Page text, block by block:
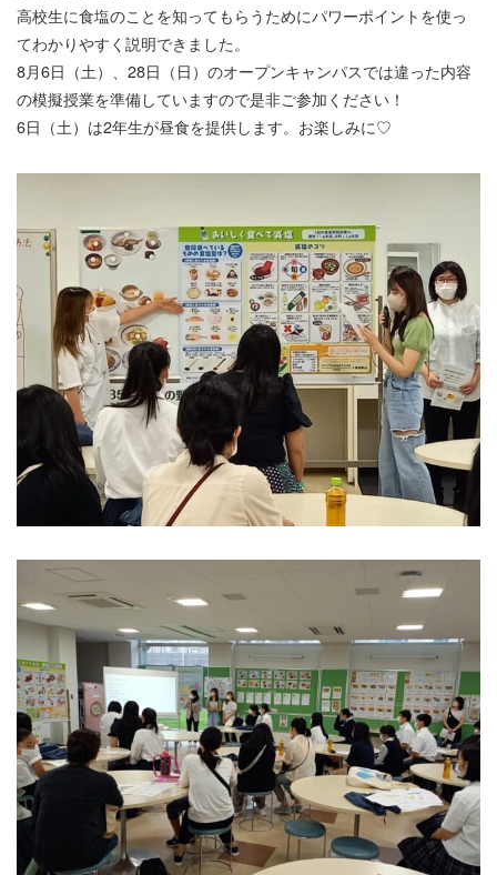
高校生に食塩のことを知ってもらうためにパワーポイントを使っ
てわかりやすく説明できました。
8月6日（土）、28日（日）のオープンキャンパスでは違った内容
の模擬授業を準備していますので是非ご参加ください！
6日（土）は2年生が昼食を提供します。お楽しみに♡